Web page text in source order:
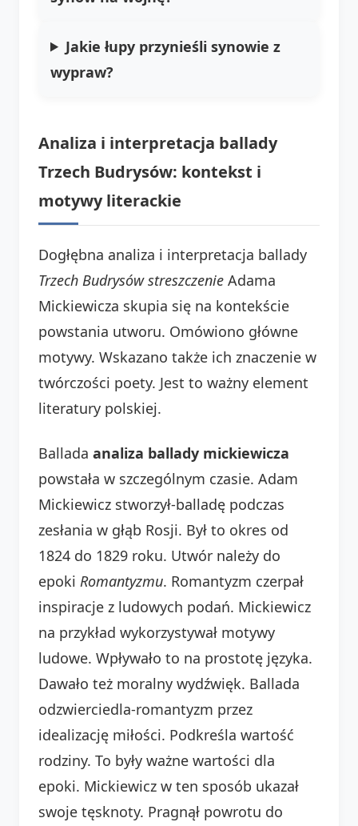
Jakie łupy przynieśli synowie z
wypraw?
Analiza i interpretacja ballady
Trzech Budrysów: kontekst i
motywy literackie
Dogłębna analiza i interpretacja ballady
Trzech Budrysów streszczenie Adama
Mickiewicza skupia się na kontekście
powstania utworu. Omówiono główne
motywy. Wskazano także ich znaczenie w
twórczości poety. Jest to ważny element
literatury polskiej.
Ballada analiza ballady mickiewicza
powstała w szczególnym czasie. Adam
Mickiewicz stworzył-balladę podczas
zesłania w głąb Rosji. Był to okres od
1824 do 1829 roku. Utwór należy do
epoki Romantyzmu. Romantyzm czerpał
inspiracje z ludowych podań. Mickiewicz
na przykład wykorzystywał motywy
ludowe. Wpływało to na prostotę języka.
Dawało też moralny wydźwięk. Ballada
odzwierciedla-romantyzm przez
idealizację miłości. Podkreśla wartość
rodziny. To były ważne wartości dla
epoki. Mickiewicz w ten sposób ukazał
swoje tęsknoty. Pragnął powrotu do